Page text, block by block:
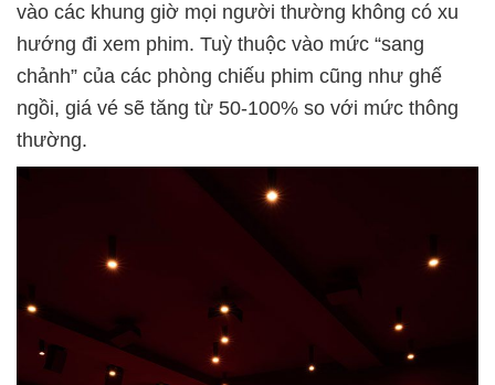
vào các khung giờ mọi người thường không có xu
hướng đi xem phim. Tuỳ thuộc vào mức “sang
chảnh” của các phòng chiếu phim cũng như ghế
ngồi, giá vé sẽ tăng từ 50-100% so với mức thông
thường.